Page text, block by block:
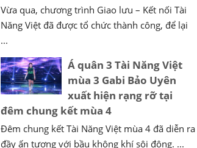
Vừa qua, chương trình Giao lưu – Kết nối Tài
Năng Việt đã được tổ chức thành công, để lại
...
Á quân 3 Tài Năng Việt
mùa 3 Gabi Bảo Uyên
xuất hiện rạng rỡ tại
đêm chung kết mùa 4
Đêm chung kết Tài Năng Việt mùa 4 đã diễn ra
đầy ấn tượng với bầu không khí sôi động. ...